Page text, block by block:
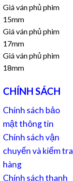
Giá ván phủ phim
15mm
Giá ván phủ phim
17mm
Giá ván phủ phim
18mm
CHÍNH SÁCH
Chính sách bảo
mật thông tin
Chính sách vận
chuyển và kiểm tra
hàng
Chính sách thanh